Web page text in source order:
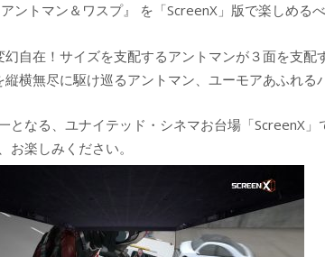
ントマン＆ワスプ』 を「ScreenX」版で楽しめる
幻自在！サイズを支配するアントマンが３面を支配
縦横無尽に駆け巡るアントマン、ユーモアあふれる
となる、ユナイテッド・シネマお台場「ScreenX
お楽しみください。